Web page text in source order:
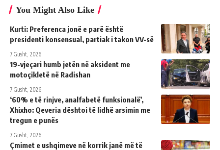
You Might Also Like
Kurti: Preferenca jonë e parë është
presidenti konsensual, partiak i takon VV-së
7 Gusht, 2026
19-vjeçari humb jetën në aksident me
motoçikletë në Radishan
7 Gusht, 2026
‘60% e të rinjve, analfabetë funksionalë’,
Xhixho: Qeveria dështoi të lidhë arsimin me
tregun e punës
7 Gusht, 2026
Çmimet e ushqimeve në korrik janë më të